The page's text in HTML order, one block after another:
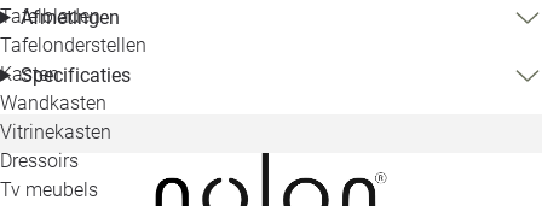
Tafelbladen
Tafelonderstellen
Kasten
Wandkasten
Vitrinekasten
Dressoirs
Tv meubels
Alle
Afmetingen
Specificaties